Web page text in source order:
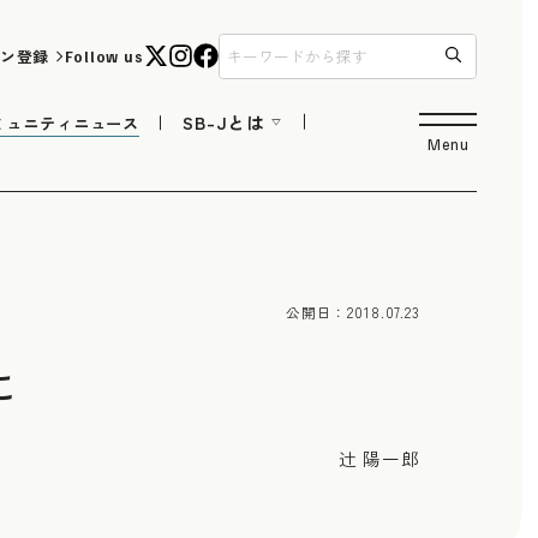
登録 Follow us
ュニティニュース SB-Jとは
Menu
公開日：2018.07.23
辻 陽一郎